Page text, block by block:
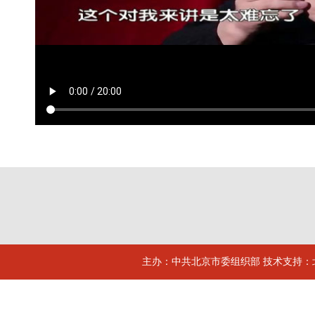
主办：中共北京市委组织部 技术支持